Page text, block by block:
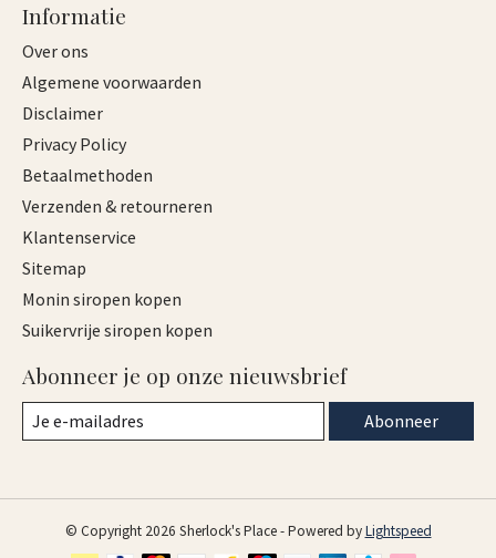
Informatie
Over ons
Algemene voorwaarden
Disclaimer
Privacy Policy
Betaalmethoden
Verzenden & retourneren
Klantenservice
Sitemap
Monin siropen kopen
Suikervrije siropen kopen
Abonneer je op onze nieuwsbrief
Abonneer
© Copyright 2026 Sherlock's Place - Powered byLightspeed